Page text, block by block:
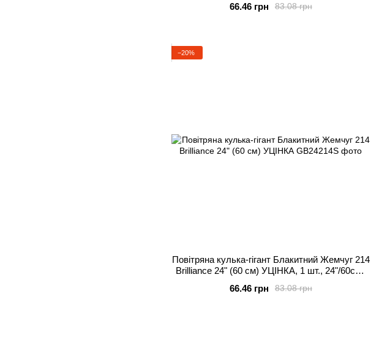
83.08 грн
66.46 грн
−20%
Повітряна кулька-гігант Блакитний Жемчуг 214
Brilliance 24" (60 см) УЦІНКА, 1 шт., 24"/60см.,
83.08 грн
66.46 грн